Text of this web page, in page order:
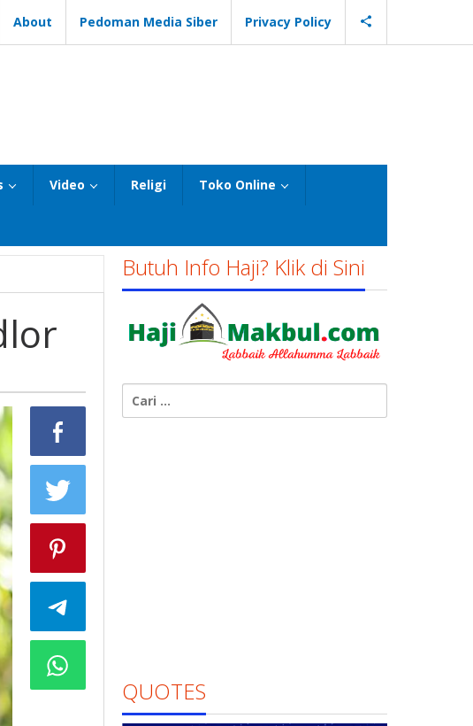
About Pedoman Media Siber Privacy Policy
Video Religi Toko Online
Butuh Info Haji? Klik di Sini
untuk:
QUOTES